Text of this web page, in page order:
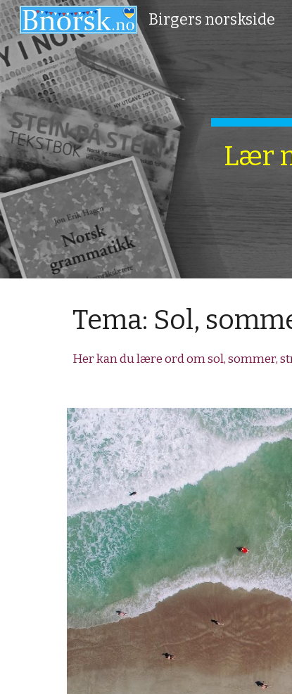
Birgers norskside
Lær
Tema: Sol,
Her kan du lære ord om sol, sommer,